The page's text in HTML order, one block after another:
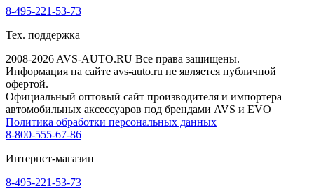
8-495-221-53-73
Тех. поддержка
2008-2026 AVS-AUTO.RU Все права защищены.
Информация на сайте avs-auto.ru не является публичной
офертой.
Официальный оптовый сайт производителя и импортера
автомобильных аксессуаров под брендами AVS и EVO
Политика обработки персональных данных
8-800-555-67-86
Интернет-магазин
8-495-221-53-73